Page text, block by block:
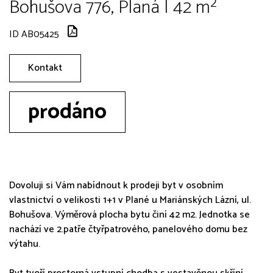
Bohušova 776, Planá | 42 m²
ID AB05425
Kontakt
prodáno
Dovoluji si Vám nabídnout k prodeji byt v osobním
vlastnictví o velikosti 1+1 v Plané u Mariánských Lázní, ul.
Bohušova. Výměrová plocha bytu činí 42 m2. Jednotka se
nachází ve 2.patře čtyřpatrového, panelového domu bez
výtahu.